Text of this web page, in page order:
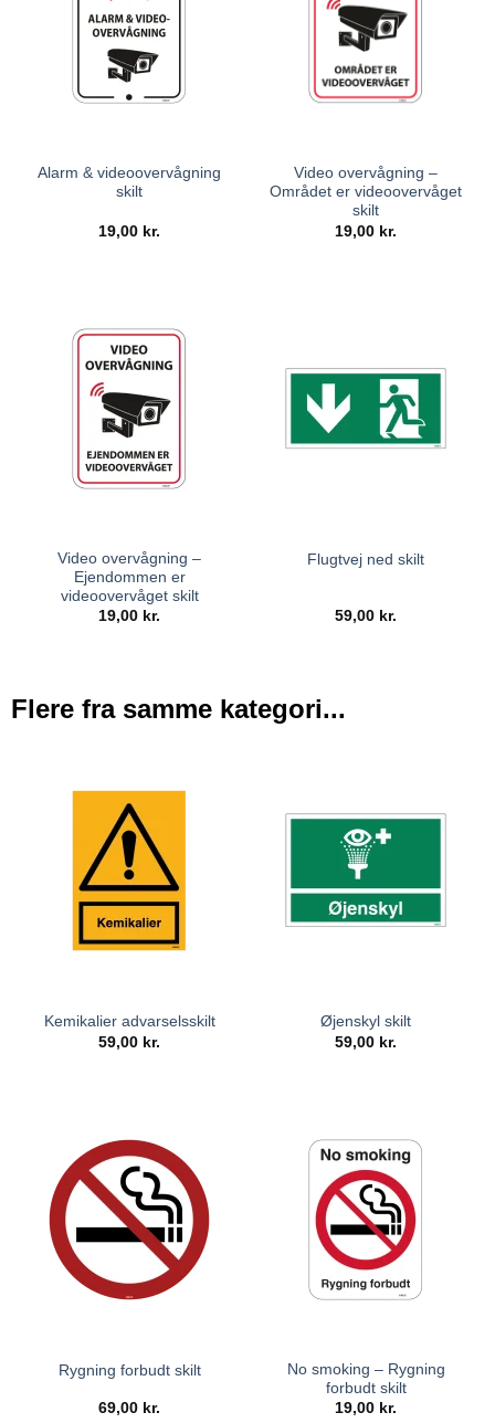
Alarm & videoovervågning
skilt
19,00 kr.
Video overvågning –
Området er videoovervåget
skilt
19,00 kr.
Video overvågning –
Ejendommen er
videoovervåget skilt
19,00 kr.
Flugtvej ned skilt
59,00 kr.
Flere fra samme kategori...
Kemikalier advarselsskilt
59,00 kr.
Øjenskyl skilt
59,00 kr.
Rygning forbudt skilt
69,00 kr.
No smoking – Rygning
forbudt skilt
19,00 kr.